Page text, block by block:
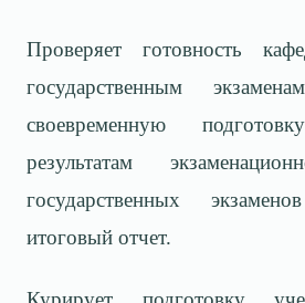
Проверяет готовность
государственным
своевременную
результатам
государственных
итоговый отчет.